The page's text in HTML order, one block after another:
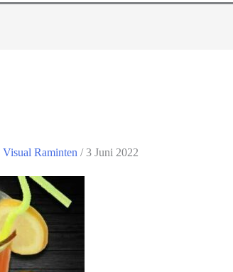
Visual Raminten /3 Juni 2022